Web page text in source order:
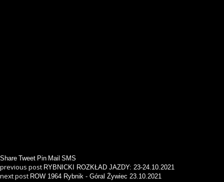
Share Tweet Pin Mail SMS
previous post RYBNICKI ROZKŁAD JAZDY: 23-24.10.2021
next post ROW 1964 Rybnik - Góral Żywiec 23.10.2021